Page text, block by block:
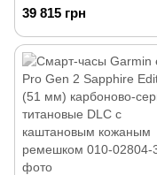
мм) карбоново-серые
ремешком
39 815 грн